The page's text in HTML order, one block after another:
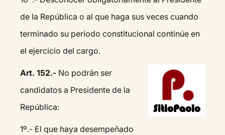
de la República o al que haga sus veces cuando
terminado su período constitucional continúe en
el ejercicio del cargo.
Art. 152.- No podrán ser
candidatos a Presidente de la
República:
1º.- El que haya desempeñado